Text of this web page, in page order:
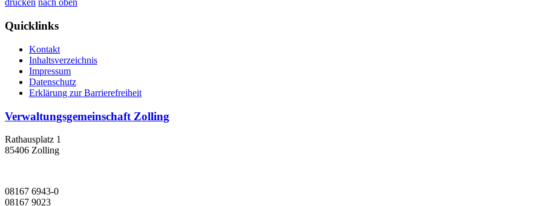
drucken nach oben
Quicklinks
Kontakt
Inhaltsverzeichnis
Impressum
Datenschutz
Erklärung zur Barrierefreiheit
Verwaltungsgemeinschaft Zolling
Rathausplatz 1
85406 Zolling
08167 6943-0
08167 9023